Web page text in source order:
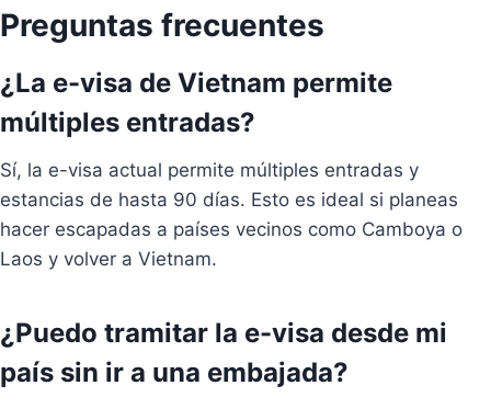
Preguntas frecuentes
¿La e-visa de Vietnam permite
múltiples entradas?
Sí, la e-visa actual permite múltiples entradas y
estancias de hasta 90 días. Esto es ideal si planeas
hacer escapadas a países vecinos como Camboya o
Laos y volver a Vietnam.
¿Puedo tramitar la e-visa desde mi
país sin ir a una embajada?